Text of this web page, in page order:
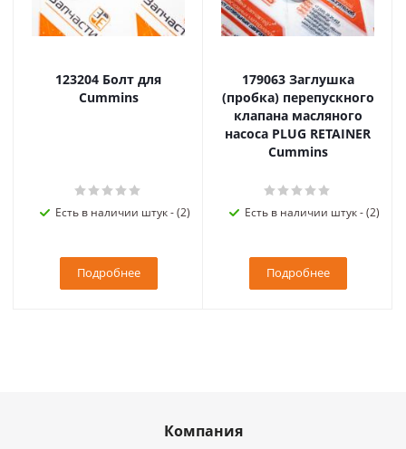
123204 Болт для
Cummins
Есть в наличии штук - (2)
Подробнее
179063 Заглушка
(пробка) перепускного
клапана масляного
насоса PLUG RETAINER
Cummins
Есть в наличии штук - (2)
Подробнее
Компания